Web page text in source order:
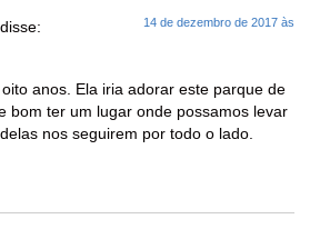
disse: 14 de dezembro de 2017 às
anos. Ela iria adorar este parque de
bom ter um lugar onde possamos levar
nos seguirem por todo o lado.